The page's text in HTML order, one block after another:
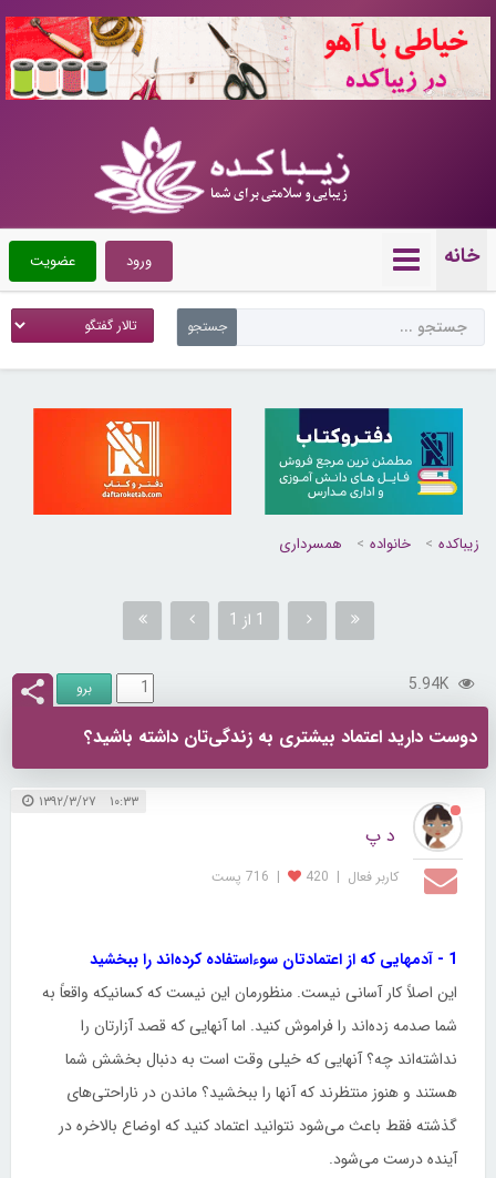
10720964
خانه عضویت ورود
زیباکده خانواده همسرداری
1 از 1
5.94K
دوست دارید اعتماد بیشتری به زندگی‌تان داشته باشید؟
۱۰:۳۳ ۱۳۹۲/۳/۲۷
د پ
کاربر فعال |
420
| 716 پست
1 - آدمهایی که از اعتمادتان سوءاستفاده کرده‌اند را ببخشید
این اصلاً کار آسانی نیست. منظورمان این نیست که کسانیکه واقعاً به
شما صدمه زده‌اند را فراموش کنید. اما آنهایی که قصد آزارتان را
نداشته‌اند چه؟ آنهایی که خیلی وقت است به دنبال بخشش شما
هستند و هنوز منتظرند که آنها را ببخشید؟ ماندن در ناراحتی‌های
گذشته فقط باعث می‌شود نتوانید اعتماد کنید که اوضاع بالاخره در
آینده درست می‌شود.